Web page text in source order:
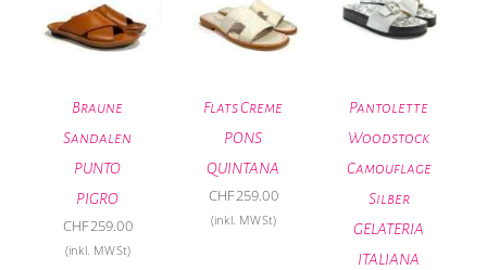
Braune
Sandalen
PUNTO
PIGRO
CHF259.00
(inkl. MWSt)
Flats Creme
PONS
QUINTANA
CHF259.00
(inkl. MWSt)
Pantolette
Woodstock
Camouflage
Silber
GELATERIA
ITALIANA